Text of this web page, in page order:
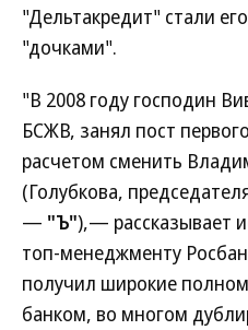
"Дельтакредит" стали
"дочками".
"В 2008 году господин
БСЖВ, занял пост
расчетом сменить
(Голубкова,
— "Ъ"),— рассказывает
топ-менеджменту
получил широкие
банком, во многом